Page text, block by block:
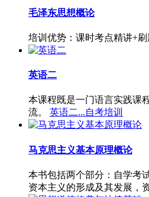
毛泽东思想概论
培训优势：课时考点精讲+
英语二
本课程既是一门语言实践课
流。
英语二...自考培训
马克思主义基本原理概论
本书包括两个部分：自学考
资本主义的形成及其发展，